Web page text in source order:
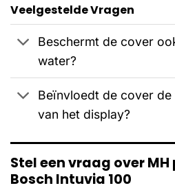
Veelgestelde Vragen
Beschermt de cover
water?
Beïnvloedt de cover
van het display?
Stel een vraag over
Bosch Intuvia 100